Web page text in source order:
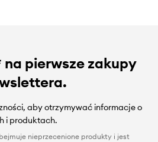
pierwsze zakupy
aby otrzymywać informacje o
i produktach.
nieprzecenione produkty i jest